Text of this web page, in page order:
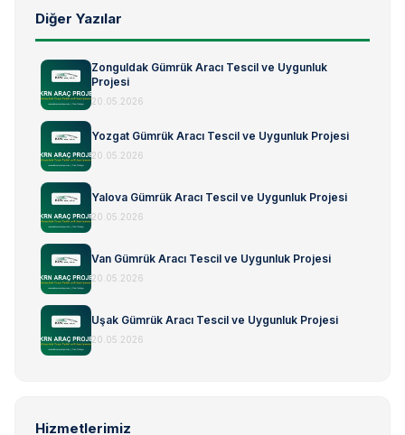
Diğer Yazılar
Zonguldak Gümrük Aracı Tescil ve Uygunluk
Projesi
20.05.2026
Yozgat Gümrük Aracı Tescil ve Uygunluk Projesi
20.05.2026
Yalova Gümrük Aracı Tescil ve Uygunluk Projesi
20.05.2026
Van Gümrük Aracı Tescil ve Uygunluk Projesi
20.05.2026
Uşak Gümrük Aracı Tescil ve Uygunluk Projesi
20.05.2026
Hizmetlerimiz